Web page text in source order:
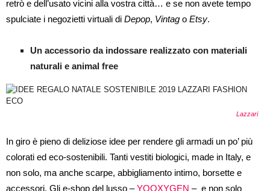
retrò e dell’usato vicini alla vostra città… e se non avete tempo
spulciate i negozietti virtuali di Depop, Vintag o Etsy.
Un accessorio da indossare realizzato con materiali
naturali e animal free
Lazzari
In giro è pieno di deliziose idee per rendere gli armadi un po’ più
colorati ed eco-sostenibili. Tanti vestiti biologici, made in Italy, e
non solo, ma anche scarpe, abbigliamento intimo, borsette e
accessori. Gli e-shop del lusso –YOOXYGEN – e non solo